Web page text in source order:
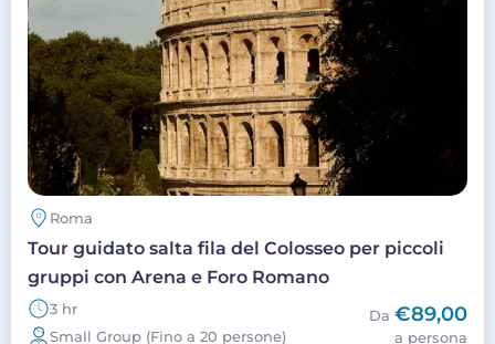
Roma
Tour guidato salta fila del Colosseo per piccoli
gruppi con Arena e Foro Romano
3 hr
Small Group (Fino a 20 persone)
Da €89,00
a persona